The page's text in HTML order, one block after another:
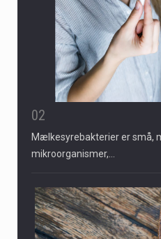
02
Mælkesyrebakterier er små,
mikroorganismer,…